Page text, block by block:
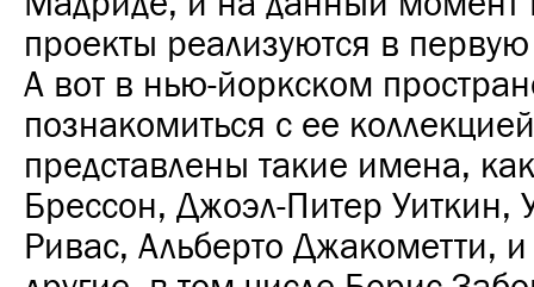
проекты реализуются в
А вот в нью-йоркском
познакомиться с ее
представлены такие имена,
Брессон, Джоэл-Питер Уиткин,
Ривас, Альберто Джакометти,